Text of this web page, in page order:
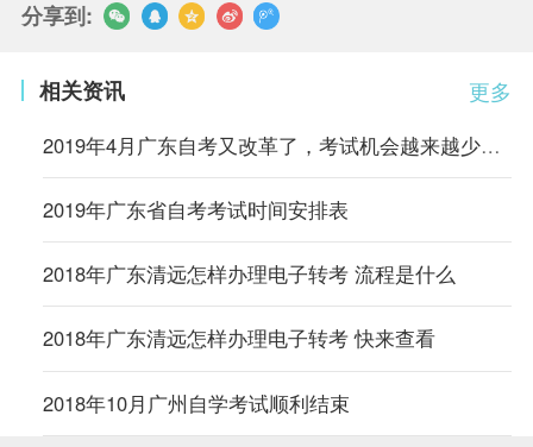
分享到:
更多
相关资讯
2019年4月广东自考又改革了，考试机会越来越少，抓紧时间喽！
2019年广东省自考考试时间安排表
2018年广东清远怎样办理电子转考 流程是什么
2018年广东清远怎样办理电子转考 快来查看
2018年10月广州自学考试顺利结束